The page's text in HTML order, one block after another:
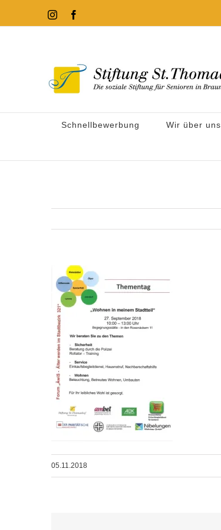
Inhalt
Instagram
Schnellbewerbung Wir über uns
05.11.2018